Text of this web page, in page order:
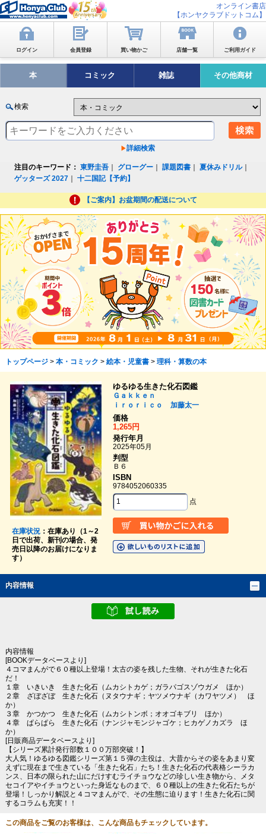
オンライン書店
【ホンヤクラブドットコム】
ログイン 会員登録 買い物かご 店舗一覧 ご利用ガイド
本 コミック 雑誌 その他商材
検索
詳細検索
注目のキーワード： 東野圭吾 グローグー ｜課題図書 ｜夏休みドリル｜
ゲッターズ 2027 ｜十二国記【予約】
【ご案内】お盆期間の配送について
トップページ> 本・コミック > 絵本・児童書> 理科・算数の本
在庫状況：在庫あり（1～2
日で出荷、新刊の場合、発
売日以降のお届けになりま
す）
ゆるゆる生きた化石図鑑
Ｇａｋｋｅｎ
ｉｒｏｒｉｃｏ
加藤太一
価格
1,265円
発行年月
2025年05月
判型
Ｂ６
ISBN
9784052060335
点
内容情報
内容情報
[BOOKデータベースより]
４コマまんがで６０種以上登場！太古の姿を残した生物、それが生きた化石
だ！
１章 いきいき 生きた化石（ムカシトカゲ；ガラパゴスゾウガメ ほか）
２章 ざぼざぼ 生きた化石（ヌタウナギ；ヤツメウナギ（カワヤツメ） ほ
か）
３章 かつかつ 生きた化石（ムカシトンボ；オオゴキブリ ほか）
４章 ぱらぱら 生きた化石（ナンジャモンジャゴケ；ヒカゲノカズラ ほ
か）
[日販商品データベースより]
【シリーズ累計発行部数１００万部突破！】
大人気！ゆるゆる図鑑シリーズ第１５弾の主役は、大昔からその姿をあまり変
えずに現在まで生きている「生きた化石」たち！生きた化石の代表格シーラカ
ンス、日本の限られた山にだけすむライチョウなどの珍しい生き物から、メタ
セコイアやイチョウといった身近なものまで、６０種以上の生きた化石たちが
登場！しっかり解説と４コマまんがで、その生態に迫ります！生きた化石に関
するコラムも充実！！
この商品をご覧のお客様は、こんな商品もチェックしています。